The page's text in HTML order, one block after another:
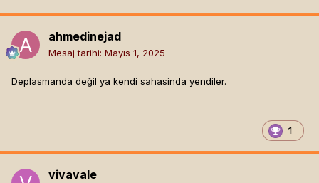
ahmedinejad
Mesaj tarihi: Mayıs 1, 2025
Deplasmanda değil ya kendi sahasinda yendiler.
1
vivavale